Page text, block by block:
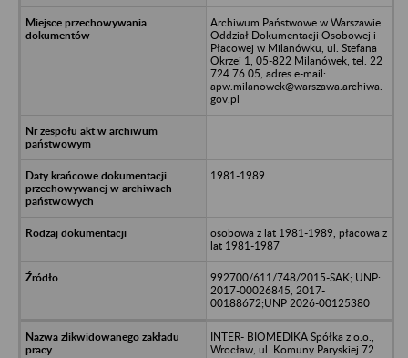
Archiwum Państwowe w Warszawie
Oddział Dokumentacji Osobowej i
Płacowej w Milanówku, ul. Stefana
Okrzei 1, 05-822 Milanówek, tel. 22
724 76 05, adres e-mail:
apw.milanowek@warszawa.archiwa.
gov.pl
1981-1989
osobowa z lat 1981-1989, płacowa z
lat 1981-1987
992700/611/748/2015-SAK; UNP:
2017-00026845, 2017-
00188672;UNP 2026-00125380
INTER- BIOMEDIKA Spółka z o.o.,
Wrocław, ul. Komuny Paryskiej 72